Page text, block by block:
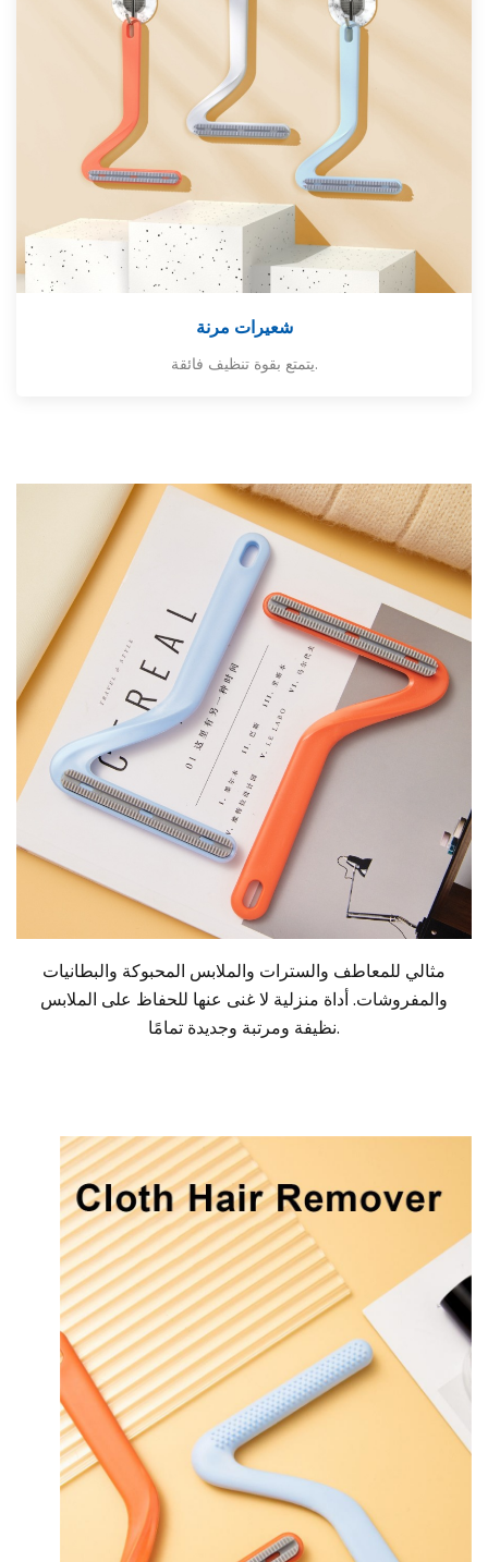
شعيرات مرنة
يتمتع بقوة تنظيف فائقة.
مثالي للمعاطف والسترات والملابس المحبوكة والبطانيات
والمفروشات. أداة منزلية لا غنى عنها للحفاظ على الملابس
نظيفة ومرتبة وجديدة تمامًا.